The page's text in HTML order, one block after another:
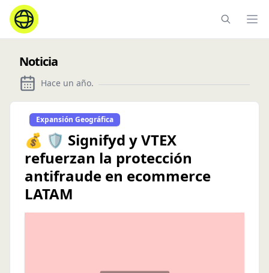
Noticia
Hace un año.
Expansión Geográfica
💰 🛡️ Signifyd y VTEX
refuerzan la protección
antifraude en ecommerce
LATAM